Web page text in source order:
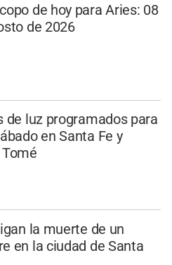
de hoy para Aries: 08
de 2026
de luz programados para
en Santa Fe y
la muerte de un
en la ciudad de Santa